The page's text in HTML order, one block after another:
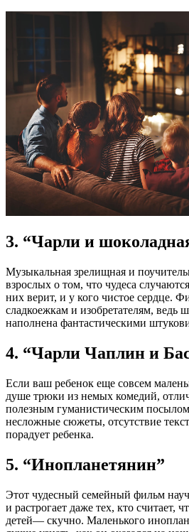
3. “Чарли и
Музыкальная зрелищная и
взрослых о том, что чудеса
них верит, и у кого чистое сердце.
сладкоежкам и изобретателям, ведь
наполнена фантастическими
4. “Чарли Чаплин и
Если ваш ребенок еще совсем
душе трюки из немых комедий,
полезным гуманистическим
несложные сюжеты, отсутствие
порадует ребенка.
5. “Инопланетянин”
Этот чудесный семейный фильм
и растрогает даже тех, кто считает,
детей— скучно. Маленького